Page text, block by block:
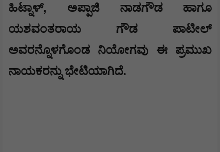
ಹಿಟ್ನಾಳ್, ಅಪ್ಪಾಜಿ ನಾಡಗೌಡ ಹಾಗೂ
ಯಶವಂತರಾಯ ಗೌಡ ಪಾಟೀಲ್
ಅವರನ್ನೊಳಗೊಂಡ ನಿಯೋಗವು ಈ ಪ್ರಮುಖ
ನಾಯಕರನ್ನು ಭೇಟಿಯಾಗಿದೆ.